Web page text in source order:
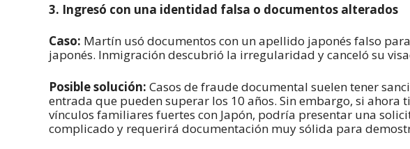
3. Ingresó con una identidad falsa o documentos alterados
Caso: Martín usó documentos con un apellido japonés falso
japonés. Inmigración descubrió la irregularidad y canceló su
Posible solución: Casos de fraude documental suelen tener
entrada que pueden superar los 10 años. Sin embargo, si ahora
vínculos familiares fuertes con Japón, podría presentar una
complicado y requerirá documentación muy sólida para